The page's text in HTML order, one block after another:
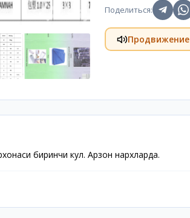
Поделиться:
Продвижение
биринчи кул. Арзон нархларда.